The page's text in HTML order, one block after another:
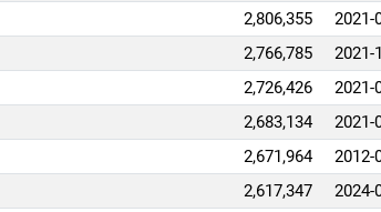
2,806,355
2021-
2,766,785
2021-
2,726,426
2021-
2,683,134
2021-
2,671,964
2012-
2,617,347
2024-